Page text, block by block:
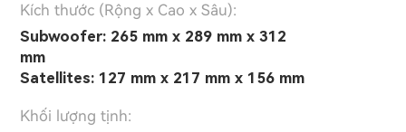
Kích thước (Rộng x Cao x Sâu):
Subwoofer: 265 mm x 289 mm x 312
mm
Satellites: 127 mm x 217 mm x 156 mm
Khối lượng tịnh: